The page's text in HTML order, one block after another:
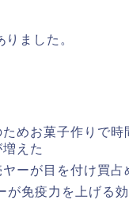
ました。
めお菓子作りで時
えた
ーが目を付け買占
が免疫力を上げる